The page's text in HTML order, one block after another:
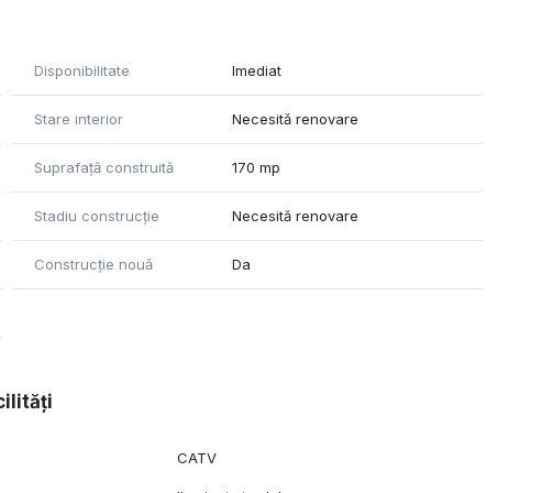
Disponibilitate Imediat
Stare interior Necesită renovare
Suprafață construită 170 mp
Stadiu construcție Necesită renovare
Construcție nouă Da
CATV